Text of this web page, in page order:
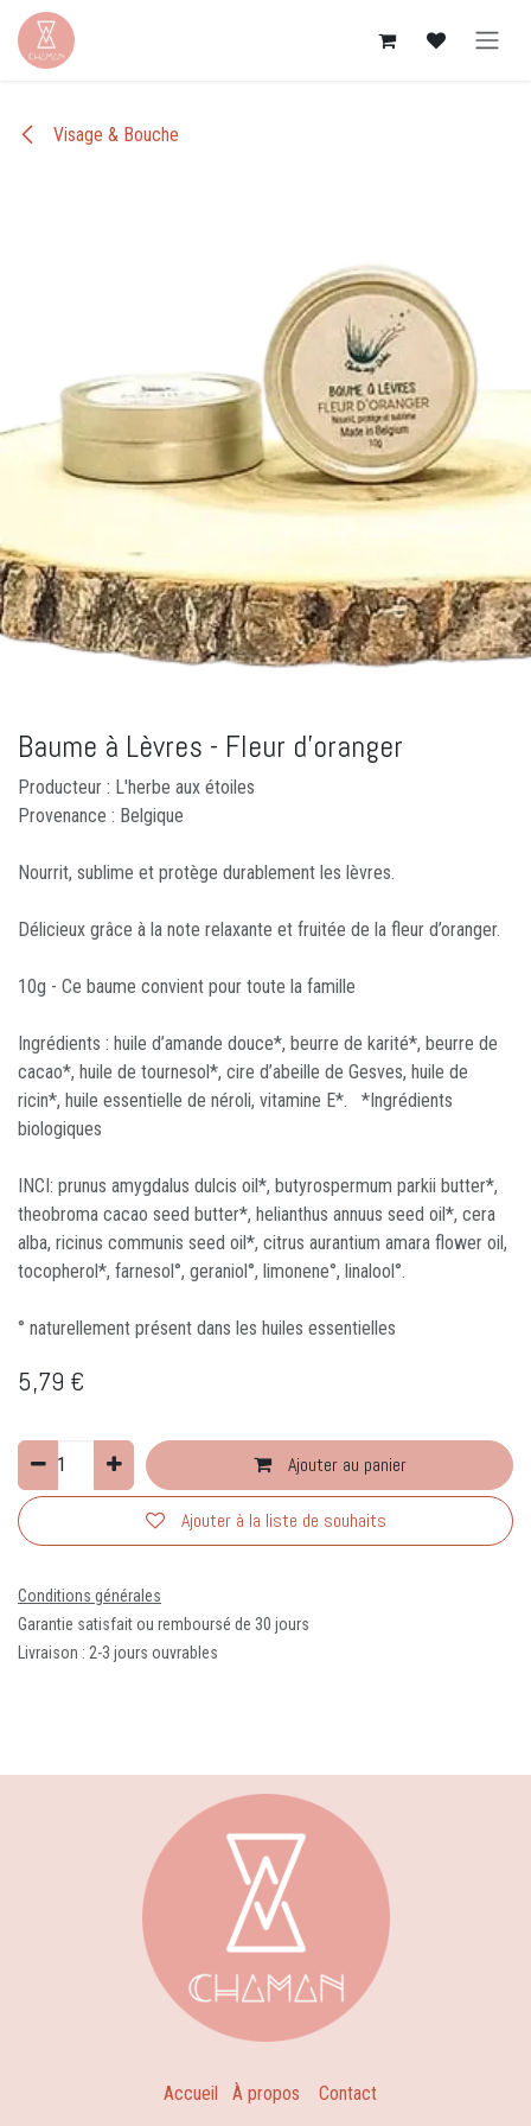
Se rendre au contenu
Visage & Bouche
Baume à Lèvres - Fleur d'oranger
Producteur : L'herbe aux étoiles
Provenance : Belgique
Nourrit, sublime et protège durablement les lèvres.
Délicieux grâce à la note relaxante et fruitée de la fleur d’oranger.
10g - Ce baume convient pour toute la famille
Ingrédients : huile d’amande douce*, beurre de karité*, beurre de
cacao*, huile de tournesol*, cire d’abeille de Gesves, huile de
ricin*, huile essentielle de néroli, vitamine E*. *Ingrédients
biologiques
INCI: prunus amygdalus dulcis oil*, butyrospermum parkii butter*,
theobroma cacao seed butter*, helianthus annuus seed oil*, cera
alba, ricinus communis seed oil*, citrus aurantium amara flower oil,
tocopherol*, farnesol°, geraniol°, limonene°, linalool°.
° naturellement présent dans les huiles essentielles
5,79 €
Ajouter au panier
Ajouter à la liste de souhaits
Conditions générales
Garantie satisfait ou remboursé de 30 jours
Livraison : 2-3 jours ouvrables
Accueil À propos Contact